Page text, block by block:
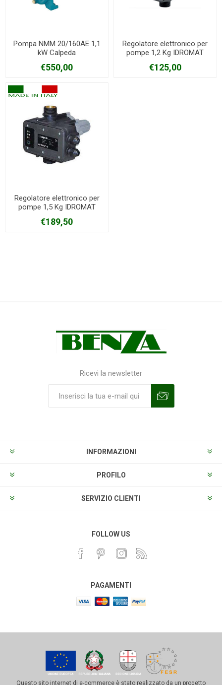
Pompa NMM 20/160AE 1,1
kW Calpeda
€550,00
Regolatore elettronico per
pompe 1,2 Kg IDROMAT
€125,00
Regolatore elettronico per
pompe 1,5 Kg IDROMAT
€189,50
Ricevi la newsletter
INFORMAZIONI
PROFILO
SERVIZIO CLIENTI
FOLLOW US
PAGAMENTI
Questo sito internet di e-commerce è stato realizzato da un progetto